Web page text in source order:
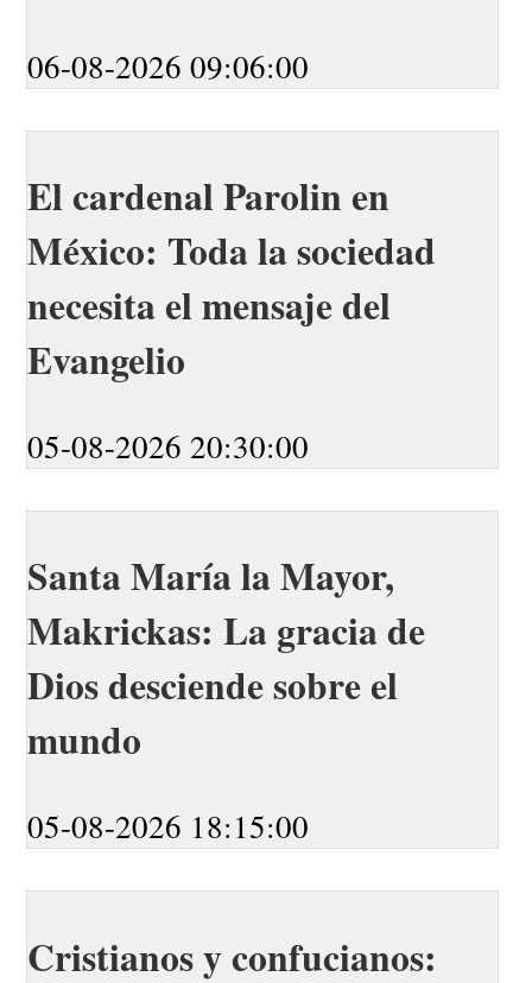
06-08-2026 09:06:00
El cardenal Parolin en
México: Toda la sociedad
necesita el mensaje del
Evangelio
05-08-2026 20:30:00
Santa María la Mayor,
Makrickas: La gracia de
Dios desciende sobre el
mundo
05-08-2026 18:15:00
Cristianos y confucianos: